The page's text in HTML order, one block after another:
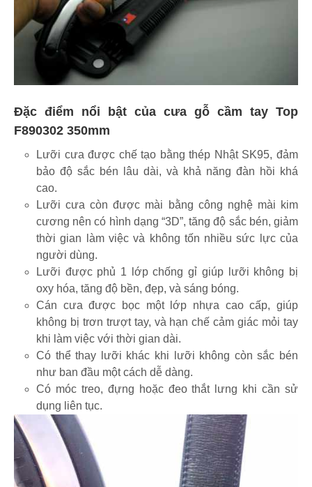
Đặc điểm nổi bật của cưa gỗ cầm tay Top
F890302 350mm
Lưỡi cưa được chế tạo bằng thép Nhật SK95, đảm
bảo độ sắc bén lâu dài, và khả năng đàn hồi khá
cao.
Lưỡi cưa còn được mài bằng công nghệ mài kim
cương nên có hình dạng “3D”, tăng độ sắc bén, giảm
thời gian làm việc và không tốn nhiều sức lực của
người dùng.
Lưỡi được phủ 1 lớp chống gỉ giúp lưỡi không bị
oxy hóa, tăng độ bền, đẹp, và sáng bóng.
Cán cưa được bọc một lớp nhựa cao cấp, giúp
không bị trơn trượt tay, và hạn chế cảm giác mỏi tay
khi làm việc với thời gian dài.
Có thể thay lưỡi khác khi lưỡi không còn sắc bén
như ban đầu một cách dễ dàng.
Có móc treo, đựng hoặc đeo thắt lưng khi cần sử
dụng liên tục.